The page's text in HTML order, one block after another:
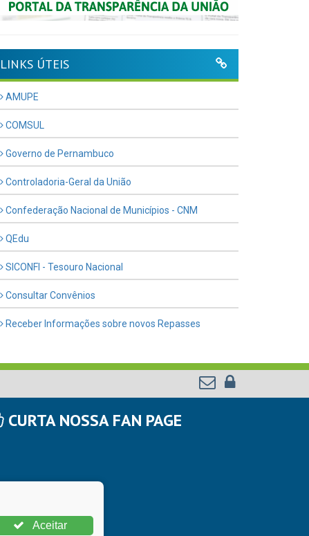
LINKS ÚTEIS
AMUPE
COMSUL
Governo de Pernambuco
Controladoria-Geral da União
Confederação Nacional de Municípios - CNM
QEdu
SICONFI - Tesouro Nacional
Consultar Convênios
Receber Informações sobre novos Repasses
CURTA NOSSA FAN PAGE
Aceitar